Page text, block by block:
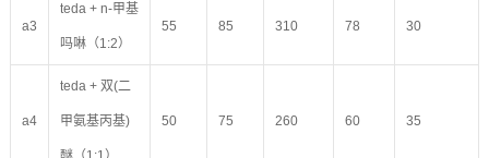
a3
teda + n-甲基
吗啉（1:2）
55 85 310 78 30
a4
teda + 双(二
甲氨基丙基) 50 75 260 60 35